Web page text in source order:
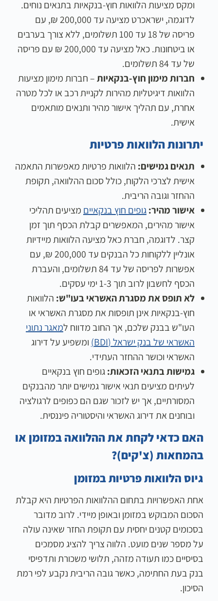
ומקס מציעות הלוואות חוץ-בנקאיות בתנאים נוחים.
לדוגמה, ישראכרט מציעה עד 200,000 ₪, עם
פריסה של 18 עד 100 תשלומים, ללא צורך בערבים
או ביטחונות. כאל מציעה עד 200,000 ₪ עם פריסה
של עד 84 תשלומים.
חברות מימון חוץ-בנקאיות– חברות מימון מציעות
הלוואות דיגיטליות מהירות לקניית רכב או לכל מטרה
אחרת, עם תהליך אישור מהיר ותנאים מותאמים
אישית.
יתרונות הלוואות פרטיות
תנאים גמישים: הלוואות פרטיות מאפשרות התאמה
אישית לצרכי הלקוח, כולל סכום ההלוואה, תקופת
ההחזר וגובה הריבית.
אישור מהיר:גופים חוץ בנקאיים מציעים תהליכי
אישור מהירים, המאפשרים קבלת הכסף תוך זמן
קצר. לדוגמה, חברת כאל מציעה הלוואות מיידיות
אונליין ללקוחות כל הבנקים עד 200,000 ₪, עם
אפשרות לפריסה של עד 84 תשלומים, והעברת
הכסף לחשבון לרוב תוך 1-3 ימי עסקים.
לא תופס את מסגרת האשראי בעו"ש: הלוואות
חוץ-בנקאיות אינן תופסות את מסגרת האשראי או
העו"ש בבנק שלכם, אך החוב מדווח למאגר נתוני
האשראי של בנק ישראל (BDI)
ומשפיע על דירוג
האשראי וכושר ההחזר העתידי.
גמישות בתנאי הזכאות:גופים חוץ בנקאיים
לעיתים מציעים תנאי אישור גמישים יותר מהבנקים
המסורתיים, אך יש לזכור שגם הם כפופים לרגולציה
ובוחנים את דירוג האשראי והיסטוריה פיננסית.
האם כדאי לקחת את ההלוואה במזומן או
בהמחאות (צ'קים)?
גיוס הלוואות פרטיות במזומן
אחת האפשרויות בתחום ההלוואות הפרטיות היא קבלת
הסכום המבוקש במזומן ובאופן מיידי. לרוב מדובר
בסכומים קטנים יחסית עם תקופת החזר שאינה עולה
על מספר שנים מועט. הלווה צריך להציג מסמכים
בסיסיים כמו תעודה מזהה, תלושי משכורת ותדפיסי
בנק בעת החתימה, כאשר גובה הריבית נקבע לפי רמת
הסיכון.